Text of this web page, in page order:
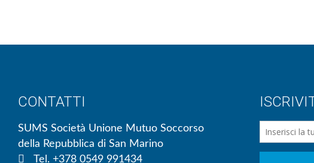
CONTATTI
SUMS Società Unione Mutuo Soccorso
della Repubblica di San Marino
Tel. +378 0549 991434